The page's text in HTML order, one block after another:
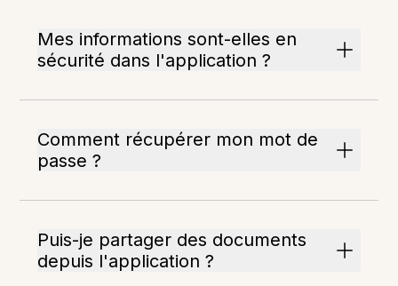
Mes informations sont-elles en
sécurité dans l'application ?
Comment récupérer mon mot de
passe ?
Puis-je partager des documents
depuis l'application ?